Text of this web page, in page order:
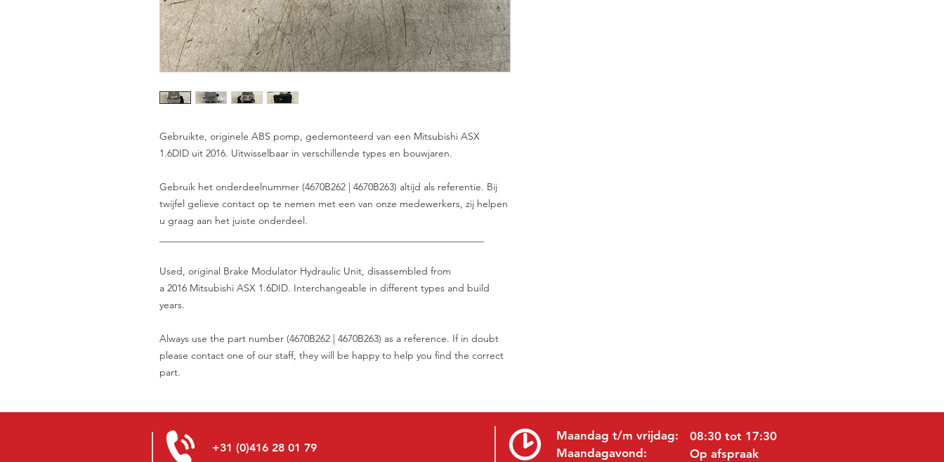
Gebruikte, originele ABS pomp, gedemonteerd van een Mitsubishi ASX
1.6DID uit 2016. Uitwisselbaar in verschillende types en bouwjaren.
Gebruik het onderdeelnummer (4670B262 | 4670B263) altijd als referentie. Bij
twijfel gelieve contact op te nemen met een van onze medewerkers, zij helpen
u graag aan het juiste onderdeel.
Used, original Brake Modulator Hydraulic Unit, disassembled from
a 2016 Mitsubishi ASX 1.6DID. Interchangeable in different types and build
years.
Always use the part number (4670B262 | 4670B263) as a reference. If in doubt
please contact one of our staff, they will be happy to help you find the correct
part.
+31 (0)416 28 01 79
Maandag t/m vrijdag:
Maandagavond:
08:30 tot 17:30
Op afspraak